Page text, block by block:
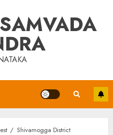
Shivamogga District